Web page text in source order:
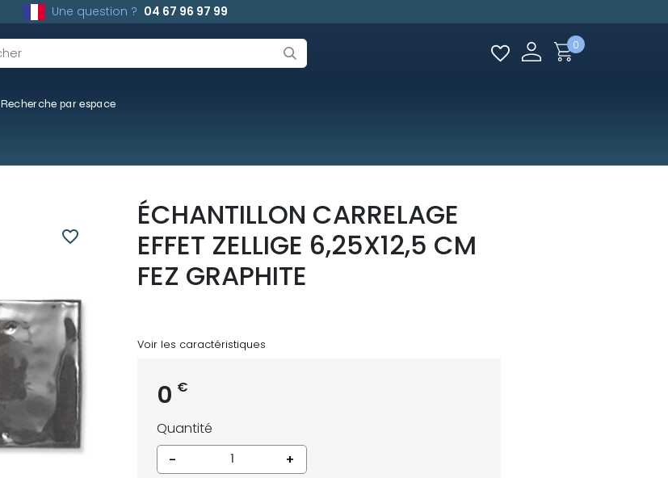
Une question ? 04 67 96 97 99
Recherche par espace
0
favorite_border
ÉCHANTILLON CARRELAGE
EFFET ZELLIGE 6,25X12,5 CM
FEZ GRAPHITE
Voir les caractéristiques
0 €
Quantité
-
+